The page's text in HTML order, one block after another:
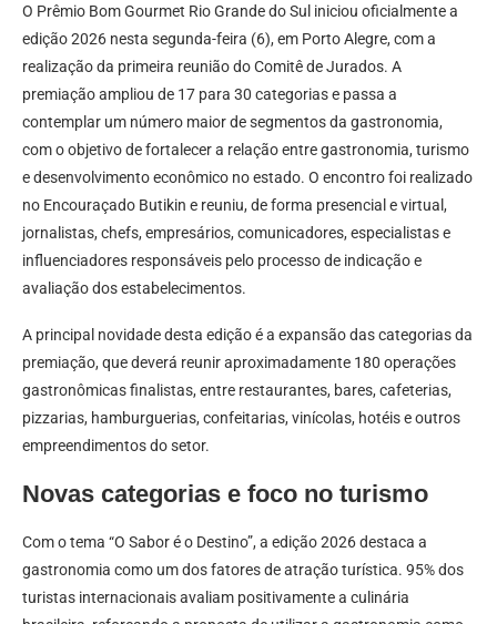
O Prêmio Bom Gourmet Rio Grande do Sul iniciou oficialmente a
edição 2026 nesta segunda-feira (6), em Porto Alegre, com a
realização da primeira reunião do Comitê de Jurados. A
premiação ampliou de 17 para 30 categorias e passa a
contemplar um número maior de segmentos da gastronomia,
com o objetivo de fortalecer a relação entre gastronomia, turismo
e desenvolvimento econômico no estado. O encontro foi realizado
no Encouraçado Butikin e reuniu, de forma presencial e virtual,
jornalistas, chefs, empresários, comunicadores, especialistas e
influenciadores responsáveis pelo processo de indicação e
avaliação dos estabelecimentos.
A principal novidade desta edição é a expansão das categorias da
premiação, que deverá reunir aproximadamente 180 operações
gastronômicas finalistas, entre restaurantes, bares, cafeterias,
pizzarias, hamburguerias, confeitarias, vinícolas, hotéis e outros
empreendimentos do setor.
Novas categorias e foco no turismo
Com o tema “O Sabor é o Destino”, a edição 2026 destaca a
gastronomia como um dos fatores de atração turística. 95% dos
turistas internacionais avaliam positivamente a culinária